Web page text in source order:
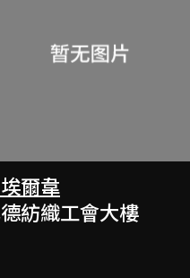
爾韋
紡織工會大樓